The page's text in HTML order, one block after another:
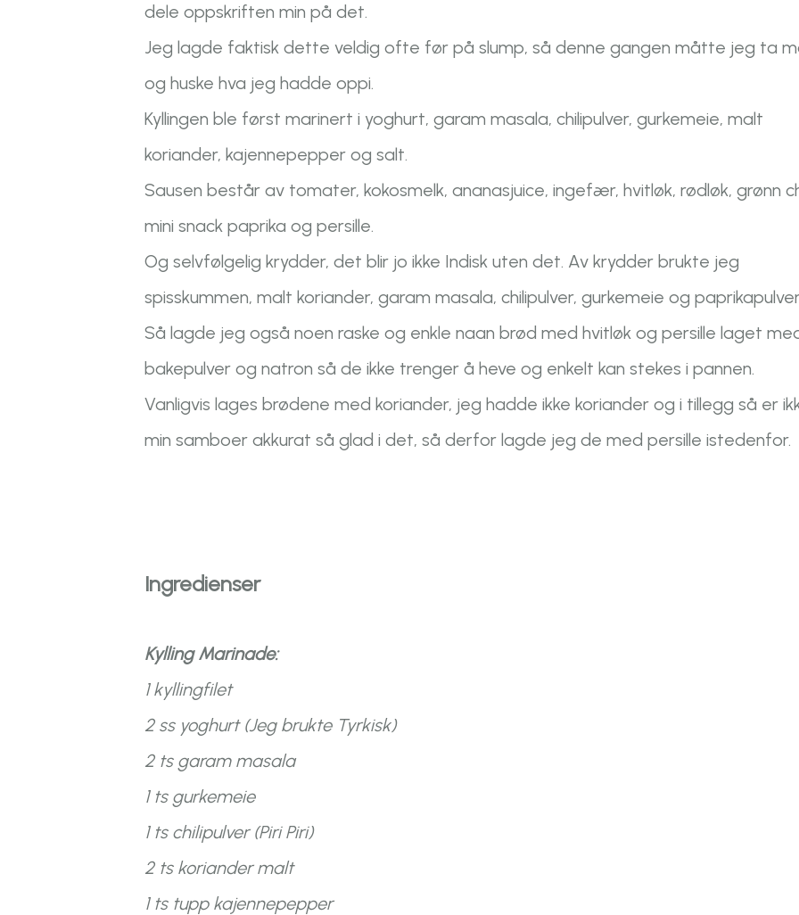
dele oppskriften min på det.
Jeg lagde faktisk dette veldig ofte før på slump, så denne gangen måtte jeg ta
og huske hva jeg hadde oppi.
Kyllingen ble først marinert i yoghurt, garam masala, chilipulver, gurkemeie, malt
koriander, kajennepepper og salt.
Sausen består av tomater, kokosmelk, ananasjuice, ingefær, hvitløk, rødløk, grønn
mini snack paprika og persille.
Og selvfølgelig krydder, det blir jo ikke Indisk uten det. Av krydder brukte jeg
spisskummen, malt koriander, garam masala, chilipulver, gurkemeie og
Så lagde jeg også noen raske og enkle naan brød med hvitløk og persille laget
bakepulver og natron så de ikke trenger å heve og enkelt kan stekes i pannen.
Vanligvis lages brødene med koriander, jeg hadde ikke koriander og i tillegg så er
min samboer akkurat så glad i det, så derfor lagde jeg de med persille istedenfor.
Ingredienser
Kylling Marinade:
1 kyllingfilet
2 ss yoghurt (Jeg brukte Tyrkisk)
2 ts garam masala
1 ts gurkemeie
1 ts chilipulver (Piri Piri)
2 ts koriander malt
1 ts tupp kajennepepper